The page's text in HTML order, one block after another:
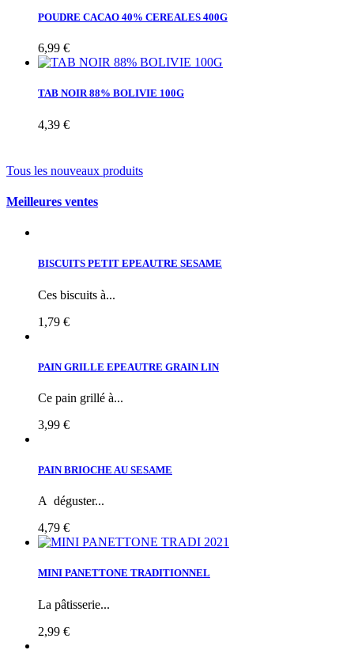
POUDRE CACAO 40% CEREALES 400G
6,99 €
TAB NOIR 88% BOLIVIE 100G
4,39 €
Tous les nouveaux produits
Meilleures ventes
BISCUITS PETIT EPEAUTRE SESAME
Ces biscuits à...
1,79 €
PAIN GRILLE EPEAUTRE GRAIN LIN
Ce pain grillé à...
3,99 €
PAIN BRIOCHE AU SESAME
A déguster...
4,79 €
MINI PANETTONE TRADITIONNEL
La pâtisserie...
2,99 €